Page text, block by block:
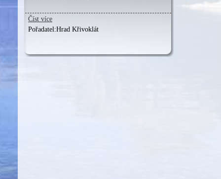
Číst více
Pořadatel:Hrad Křivoklát